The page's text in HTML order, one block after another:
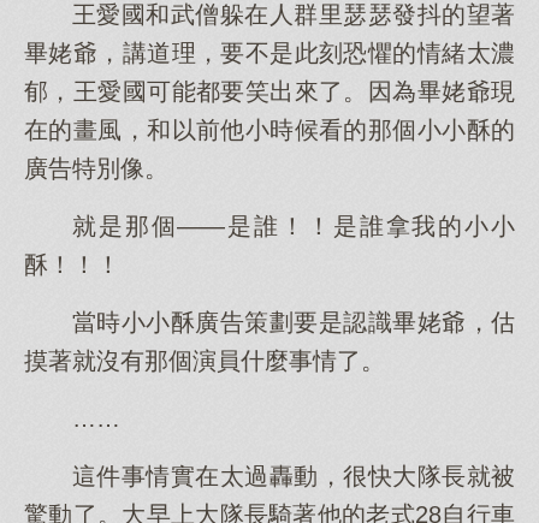
王愛國和武僧躲在人群里瑟瑟發抖的望著
畢姥爺，講道理，要不是此刻恐懼的情緒太濃
郁，王愛國可能都要笑出來了。因為畢姥爺現
在的畫風，和以前他小時候看的那個小小酥的
廣告特別像。
就是那個——是誰！！是誰拿我的小小
酥！！！
當時小小酥廣告策劃要是認識畢姥爺，估
摸著就沒有那個演員什麼事情了。
……
這件事情實在太過轟動，很快大隊長就被
驚動了。大早上大隊長騎著他的老式28自行車